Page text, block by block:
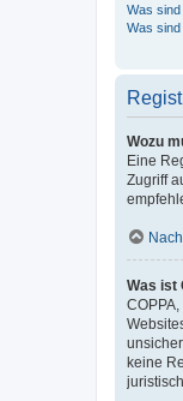
Was
Was
Wozu
Eine
Zugriff
Was ist
keine